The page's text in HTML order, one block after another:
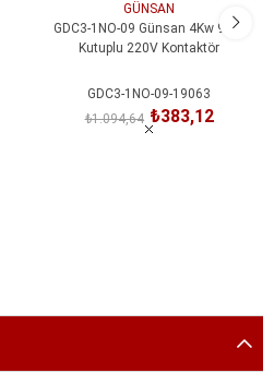
GÜNSAN
GDC3-1NO-09 Günsan 4Kw 9A 3
Kutuplu 220V Kontaktör
GDC3-1NO-09-19063
₺383,12
₺1.094,64